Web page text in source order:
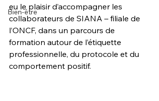
Bien-être
eu le plaisir d’accompagner les
collaborateurs de SIANA – filiale de
l’ONCF, dans un parcours de
formation autour de l’étiquette
professionnelle, du protocole et du
comportement positif.